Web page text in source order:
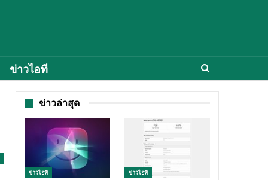
ข่าวไอที
ข่าวล่าสุด
ข่าวไอที ข่าวไอที